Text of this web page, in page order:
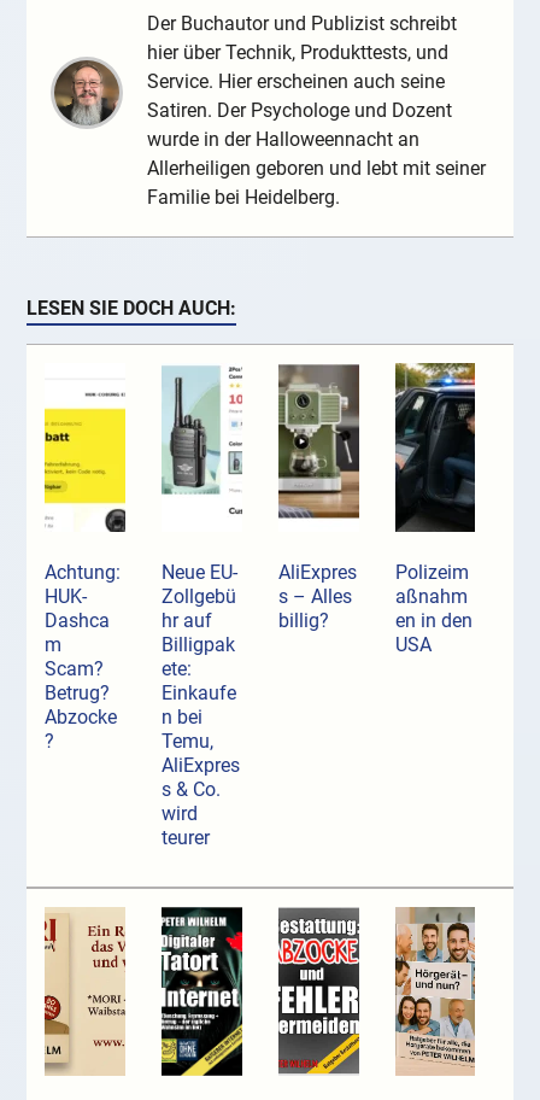
Der Buchautor und Publizist schreibt
hier über Technik, Produkttests, und
Service. Hier erscheinen auch seine
Satiren. Der Psychologe und Dozent
wurde in der Halloweennacht an
Allerheiligen geboren und lebt mit seiner
Familie bei Heidelberg.
LESEN SIE DOCH AUCH:
Achtung:
HUK-
Dashca
m
Scam?
Betrug?
Abzocke
?
Neue EU-
Zollgebü
hr auf
Billigpak
ete:
Einkaufe
n bei
Temu,
AliExpres
s & Co.
wird
teurer
AliExpres
s – Alles
billig?
Polizeim
aßnahm
en in den
USA